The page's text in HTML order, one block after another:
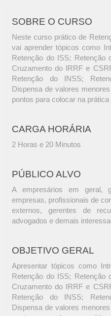
SOBRE O CURSO
Neste curso prático de
vai aprender tópicos como
Retenção do ISS; Retenção
Cruzamento do IRRF e
Retenção do INSS;
Dispensa de valores
pontos para colocar na
CARGA HORÁRIA
2 Horas e 20 Minutos
PÚBLICO ALVO
A empresários em geral,
empresas, profissionais de
externos, gerentes de
advogados e demais
OBJETIVO GERAL
Apresentar tópicos como
Retenção do ISS; Retenção
Cruzamento do IRRF e
Retenção do INSS;
Dispensa de valores